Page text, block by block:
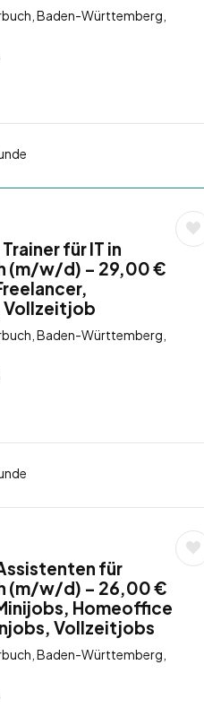
Baden-Württemberg,
für IT in
(m/w/d) – 29,00 €
Baden-Württemberg,
für
(m/w/d) – 26,00 €
Homeoffice
Vollzeitjobs
Baden-Württemberg,